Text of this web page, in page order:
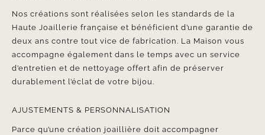
Nos créations sont réalisées selon les standards de la
Haute Joaillerie française et bénéficient d’une garantie de
deux ans contre tout vice de fabrication. La Maison vous
accompagne également dans le temps avec un service
d’entretien et de nettoyage offert afin de préserver
durablement l’éclat de votre bijou.
AJUSTEMENTS & PERSONNALISATION
Parce qu’une création joaillière doit accompagner